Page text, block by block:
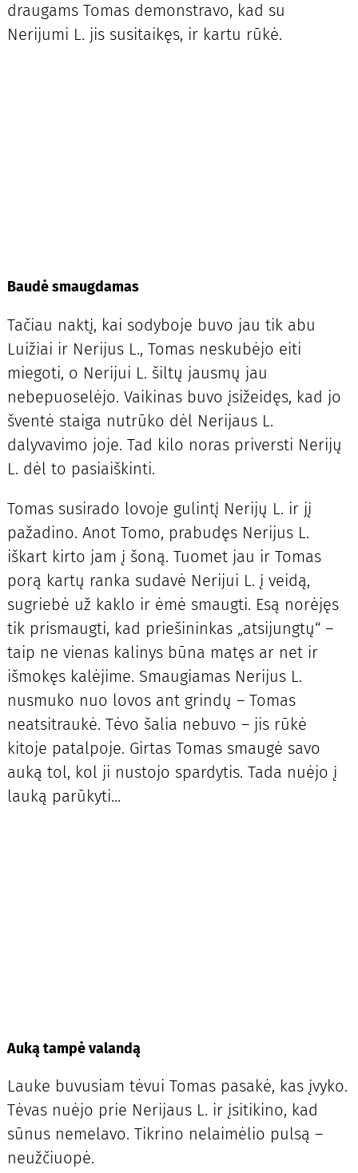
draugams Tomas demonstravo, kad su
Nerijumi L. jis susitaikęs, ir kartu rūkė.
Baudė smaugdamas
Tačiau naktį, kai sodyboje buvo jau tik abu
Luižiai ir Nerijus L., Tomas neskubėjo eiti
miegoti, o Nerijui L. šiltų jausmų jau
nebepuoselėjo. Vaikinas buvo įsižeidęs, kad jo
šventė staiga nutrūko dėl Nerijaus L.
dalyvavimo joje. Tad kilo noras priversti Nerijų
L. dėl to pasiaiškinti.
Tomas susirado lovoje gulintį Nerijų L. ir jį
pažadino. Anot Tomo, prabudęs Nerijus L.
iškart kirto jam į šoną. Tuomet jau ir Tomas
porą kartų ranka sudavė Nerijui L. į veidą,
sugriebė už kaklo ir ėmė smaugti. Esą norėjęs
tik prismaugti, kad priešininkas „atsijungtų“ –
taip ne vienas kalinys būna matęs ar net ir
išmokęs kalėjime. Smaugiamas Nerijus L.
nusmuko nuo lovos ant grindų – Tomas
neatsitraukė. Tėvo šalia nebuvo – jis rūkė
kitoje patalpoje. Girtas Tomas smaugė savo
auką tol, kol ji nustojo spardytis. Tada nuėjo į
lauką parūkyti...
Auką tampė valandą
Lauke buvusiam tėvui Tomas pasakė, kas įvyko.
Tėvas nuėjo prie Nerijaus L. ir įsitikino, kad
sūnus nemelavo. Tikrino nelaimėlio pulsą –
neužčiuopė.